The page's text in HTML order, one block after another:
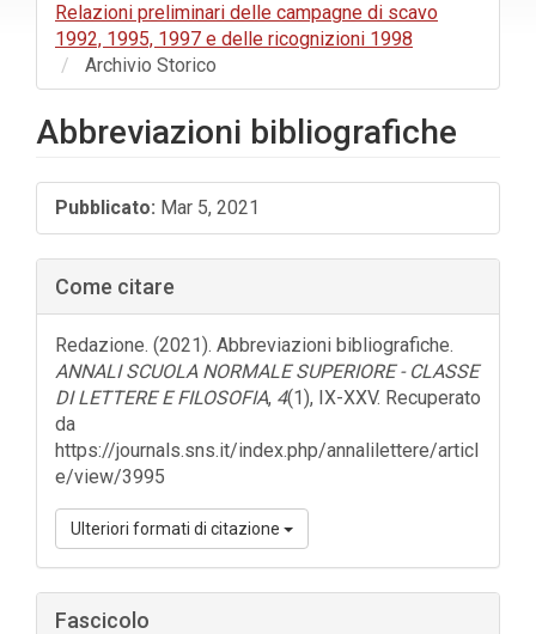
Relazioni preliminari delle campagne di scavo
1992, 1995, 1997 e delle ricognizioni 1998
Archivio Storico
Abbreviazioni bibliografiche
Barra
laterale
dell'articolo
Pubblicato: Mar 5, 2021
Come citare
Redazione. (2021). Abbreviazioni bibliografiche.
ANNALI SCUOLA NORMALE SUPERIORE - CLASSE
DI LETTERE E FILOSOFIA, 4(1), IX-XXV. Recuperato
da
https://journals.sns.it/index.php/annalilettere/articl
e/view/3995
Ulteriori formati di citazione
Fascicolo